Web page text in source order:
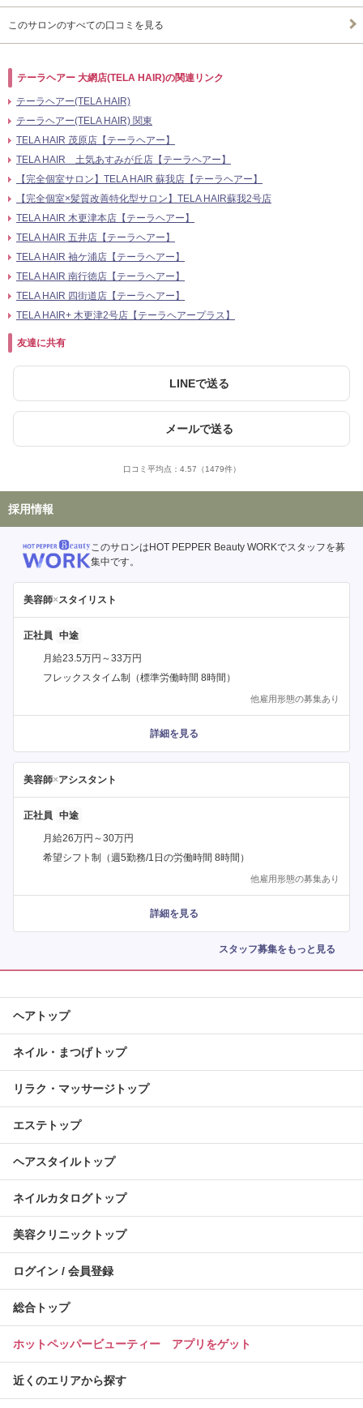
このサロンのすべての口コミを見る
テーラヘアー 大網店(TELA HAIR)の関連リンク
テーラヘアー(TELA HAIR)
テーラヘアー(TELA HAIR) 関東
TELA HAIR 茂原店【テーラヘアー】
TELA HAIR 土気あすみが丘店【テーラヘアー】
【完全個室サロン】TELA HAIR 蘇我店【テーラヘアー】
【完全個室×髪質改善特化型サロン】TELA HAIR蘇我2号店
TELA HAIR 木更津本店【テーラヘアー】
TELA HAIR 五井店【テーラヘアー】
TELA HAIR 袖ケ浦店【テーラヘアー】
TELA HAIR 南行徳店【テーラヘアー】
TELA HAIR 四街道店【テーラヘアー】
TELA HAIR+ 木更津2号店【テーラヘアープラス】
友達に共有
LINEで送る
メールで送る
口コミ平均点： 4.57 （1479件）
採用情報
このサロンはHOT PEPPER Beauty WORKでスタッフを募
集中です。
美容師×スタイリスト
正社員
月給23.5万円～33万円
フレックスタイム制（標準労働時間 8時間）
他雇用形態の募集あり
詳細を見る
美容師×アシスタント
正社員
月給26万円～30万円
希望シフト制（週5勤務/1日の労働時間 8時間）
他雇用形態の募集あり
詳細を見る
スタッフ募集をもっと見る
ヘアトップ
ネイル・まつげトップ
リラク・マッサージトップ
エステトップ
ヘアスタイルトップ
ネイルカタログトップ
美容クリニックトップ
ログイン / 会員登録
総合トップ
ホットペッパービューティー アプリをゲット
近くのエリアから探す